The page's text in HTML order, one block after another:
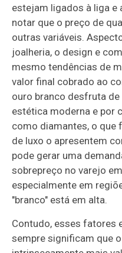
estejam ligados à liga e
notar que o preço de
outras variáveis.
joalheria, o design e
mesmo tendências de
valor final cobrado ao
ouro branco desfruta
estética moderna e por
como diamantes, o que
de luxo o apresentem
pode gerar uma
sobrepreço no varejo
especialmente em
"branco" está em alta.
Contudo, esses fatores
sempre significam que